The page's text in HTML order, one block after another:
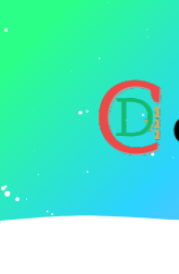
al